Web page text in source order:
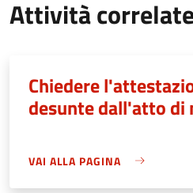
Attività
Chiedere
desunte dall'atto di
VAI ALLA PAGINA